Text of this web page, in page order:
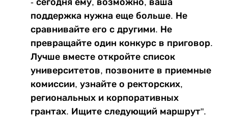
поддержка нужна еще больше. Не
сравнивайте его с другими. Не
превращайте один конкурс в приговор.
Лучше вместе откройте список
университетов, позвоните в приемные
комиссии, узнайте о ректорских,
региональных и корпоративных
грантах. Ищите следующий маршрут".